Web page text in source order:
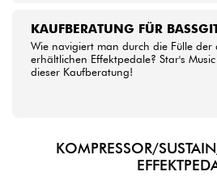
KAUFBERATUNG FÜR
Wie navigiert man durch die Fülle der
erhältlichen Effektpedale? Star's
dieser Kaufberatung!
KOMPRESSOR/